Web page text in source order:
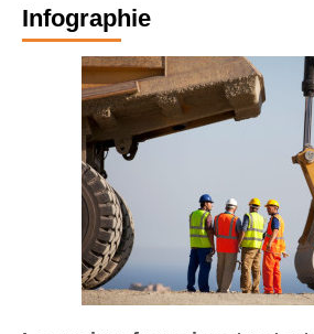
Infographie